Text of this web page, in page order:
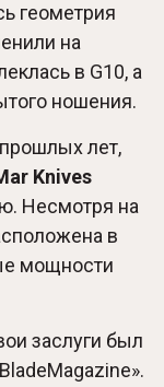
геометрия
на
в G10, а
ношения.
лет,
Knives
Несмотря на
в
мощности
заслуги был